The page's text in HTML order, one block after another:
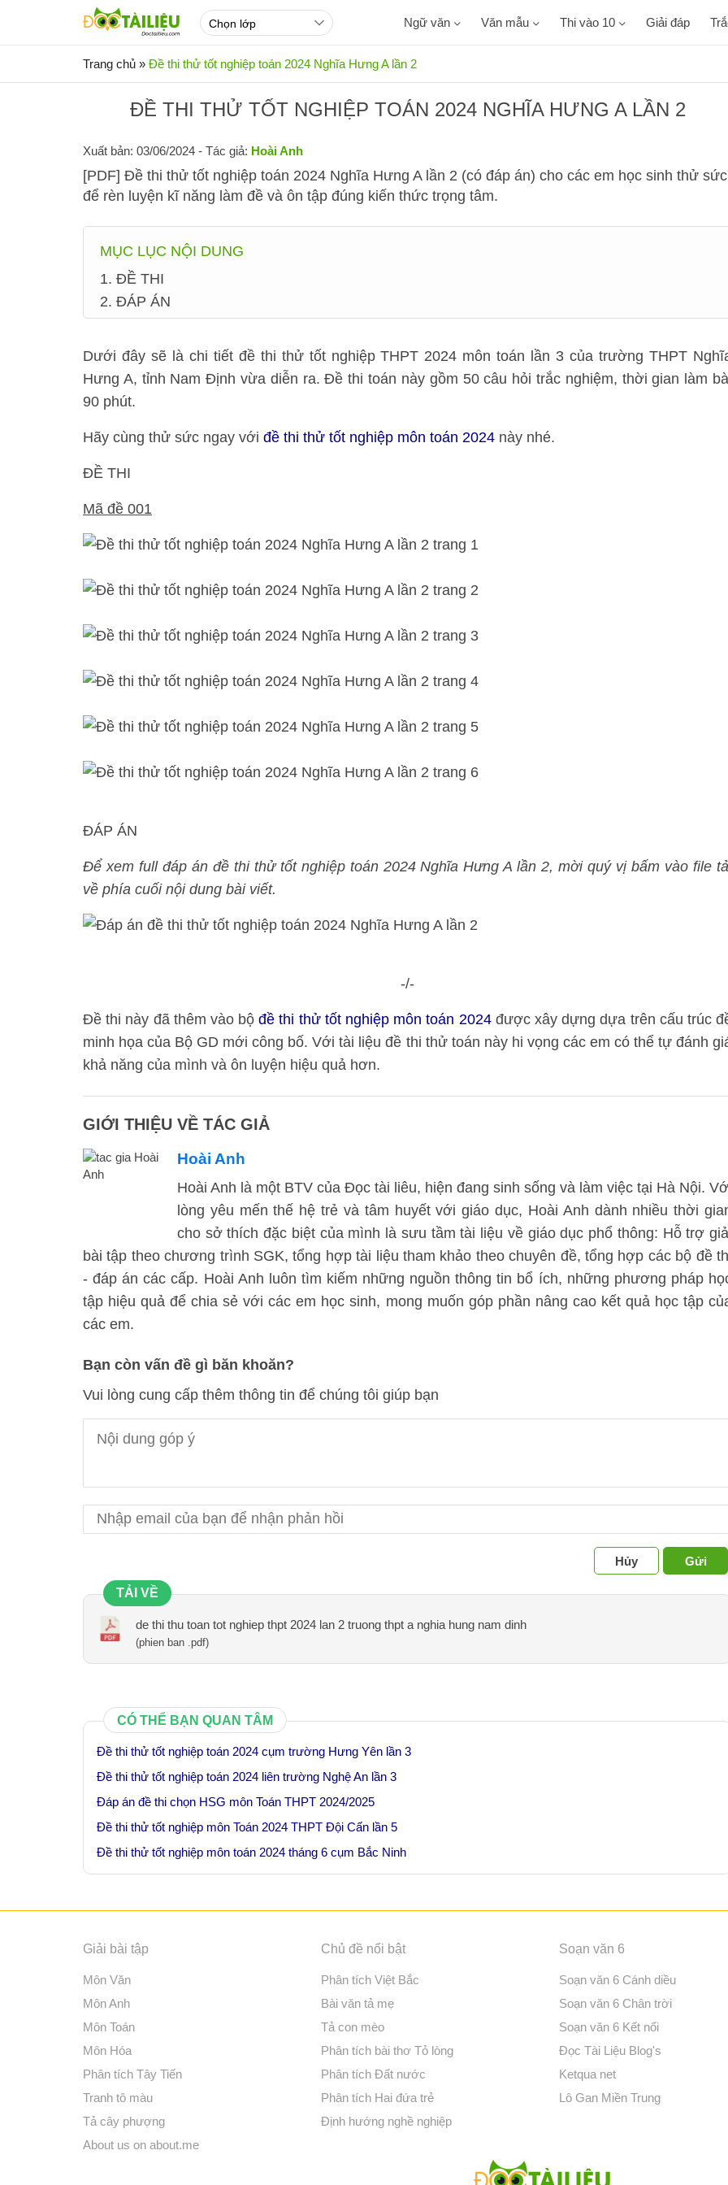
Ngữ văn Văn mẫu Thi vào 10 Giải đáp
Trang chủ » Đề thi thử tốt nghiệp toán 2024 Nghĩa Hưng A lần 2
ĐỀ THI THỬ TỐT NGHIỆP TOÁN 2024 NGHĨA HƯNG A LẦN 2
Xuất bản: 03/06/2024 - Tác giả: Hoài Anh
[PDF] Đề thi thử tốt nghiệp toán 2024 Nghĩa Hưng A lần 2 (có đáp án) cho các em học sinh thử sức
để rèn luyện kĩ năng làm đề và ôn tập đúng kiến thức trọng tâm.
MỤC LỤC NỘI DUNG
1. ĐỀ THI
2. ĐÁP ÁN
Dưới đây sẽ là chi tiết đề thi thử tốt nghiệp THPT 2024 môn toán lần 3 của trường THPT
Hưng A, tỉnh Nam Định vừa diễn ra. Đề thi toán này gồm 50 câu hỏi trắc nghiệm, thời gian làm
90 phút.
Hãy cùng thử sức ngay với đề thi thử tốt nghiệp môn toán 2024 này nhé.
ĐỀ THI
Mã đề 001
ĐÁP ÁN
Để xem full đáp án đề thi thử tốt nghiệp toán 2024 Nghĩa Hưng A lần 2, mời quý vị bấm vào file
về phía cuối nội dung bài viết.
-/-
Đề thi này đã thêm vào bộđề thi thử tốt nghiệp môn toán 2024được xây dựng dựa trên cấu trúc
minh họa của Bộ GD mới công bố. Với tài liệu đề thi thử toán này hi vọng các em có thể tự đánh
khả năng của mình và ôn luyện hiệu quả hơn.
GIỚI THIỆU VỀ TÁC GIẢ
Hoài Anh
Hoài Anh là một BTV của Đọc tài liêu, hiện đang sinh sống và làm việc tại Hà Nội.
lòng yêu mến thế hệ trẻ và tâm huyết với giáo dục, Hoài Anh dành nhiều thời
cho sở thích đặc biệt của mình là sưu tầm tài liệu về giáo dục phổ thông: Hỗ trợ
bài tập theo chương trình SGK, tổng hợp tài liệu tham khảo theo chuyên đề, tổng hợp các bộ đề
- đáp án các cấp. Hoài Anh luôn tìm kiếm những nguồn thông tin bổ ích, những phương pháp
tập hiệu quả để chia sẻ với các em học sinh, mong muốn góp phần nâng cao kết quả học tập
các em.
Bạn còn vấn đề gì băn khoăn?
Vui lòng cung cấp thêm thông tin để chúng tôi giúp bạn
Hủy Gửi
TẢI VỀ
de thi thu toan tot nghiep thpt 2024 lan 2 truong thpt a nghia hung nam dinh
(phien ban .pdf)
CÓ THỂ BẠN QUAN TÂM
Đề thi thử tốt nghiệp toán 2024 cụm trường Hưng Yên lần 3
Đề thi thử tốt nghiệp toán 2024 liên trường Nghệ An lần 3
Đáp án đề thi chọn HSG môn Toán THPT 2024/2025
Đề thi thử tốt nghiệp môn Toán 2024 THPT Đội Cấn lần 5
Đề thi thử tốt nghiệp môn toán 2024 tháng 6 cụm Bắc Ninh
Giải bài tập
Môn Văn
Môn Anh
Môn Toán
Môn Hóa
Phân tích Tây Tiến
Tranh tô màu
Tả cây phượng
About us on about.me
Chủ đề nổi bật
Phân tích Việt Bắc
Bài văn tả mẹ
Tả con mèo
Phân tích bài thơ Tỏ lòng
Phân tích Đất nước
Phân tích Hai đứa trẻ
Định hướng nghề nghiệp
Soạn văn 6
Soạn văn 6 Cánh diều
Soạn văn 6 Chân trời
Soạn văn 6 Kết nối
Đọc Tài Liệu Blog's
Ketqua net
Lô Gan Miền Trung